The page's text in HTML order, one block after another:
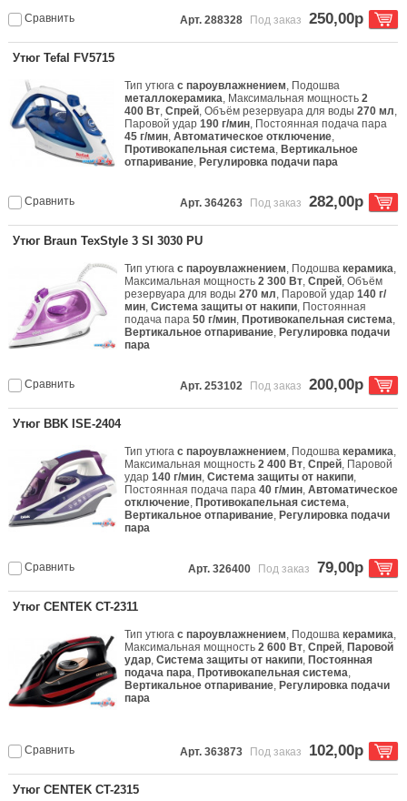
Сравнить Арт. 288328 Под заказ 250,00р
Утюг Tefal FV5715
Тип утюгас пароувлажнением, Подошва
металлокерамика, Максимальная мощность2
400 Вт,Спрей, Объём резервуара для воды270 мл,
Паровой удар190 г/мин, Постоянная подача пара
45 г/мин,Автоматическое отключение,
Противокапельная система, Вертикальное
отпаривание, Регулировка подачи пара
Сравнить Арт. 364263 Под заказ 282,00р
Утюг Braun TexStyle 3 SI 3030 PU
Тип утюгас пароувлажнением, Подошвакерамика,
Максимальная мощность2 300 Вт,Спрей, Объём
резервуара для воды270 мл, Паровой удар140 г/
мин,Система защиты от накипи, Постоянная
подача пара50 г/мин, Противокапельная система,
Вертикальное отпаривание, Регулировка подачи
пара
Сравнить Арт. 253102 Под заказ 200,00р
Утюг BBK ISE-2404
Тип утюгас пароувлажнением, Подошвакерамика,
Максимальная мощность2 400 Вт,Спрей, Паровой
удар140 г/мин,Система защиты от накипи,
Постоянная подача пара40 г/мин,Автоматическое
отключение, Противокапельная система,
Вертикальное отпаривание, Регулировка подачи
пара
Сравнить Арт. 326400 Под заказ 79,00р
Утюг CENTEK CT-2311
Тип утюгас пароувлажнением, Подошвакерамика,
Максимальная мощность2 600 Вт,Спрей, Паровой
удар,Система защиты от накипи, Постоянная
подача пара, Противокапельная система,
Вертикальное отпаривание, Регулировка подачи
пара
Сравнить Арт. 363873 Под заказ 102,00р
Утюг CENTEK CT-2315